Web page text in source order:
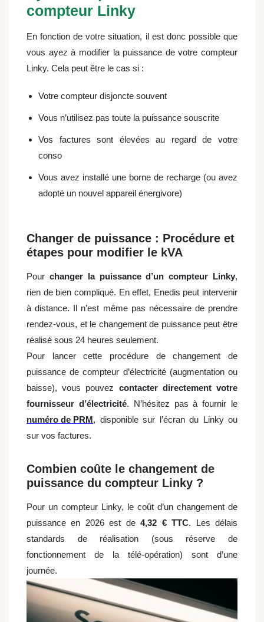
compteur Linky
En fonction de votre situation, il est donc possible que
vous ayez à modifier la puissance de votre compteur
Linky. Cela peut être le cas si :
Votre compteur disjoncte souvent
Vous n’utilisez pas toute la puissance souscrite
Vos factures sont élevées au regard de votre
conso
Vous avez installé une borne de recharge (ou avez
adopté un nouvel appareil énergivore)
Changer de puissance : Procédure et
étapes pour modifier le kVA
Pour changer la puissance d’un compteur Linky,
rien de bien compliqué. En effet, Enedis peut intervenir
à distance. Il n’est même pas nécessaire de prendre
rendez-vous, et le changement de puissance peut être
réalisé sous 24 heures seulement.
Pour lancer cette procédure de changement de
puissance de compteur d’électricité (augmentation ou
baisse), vous pouvez contacter directement votre
fournisseur d’électricité. N’hésitez pas à fournir le
numéro de PRM, disponible sur l’écran du Linky ou
sur vos factures.
Combien coûte le changement de
puissance du compteur Linky ?
Pour un compteur Linky, le coût d’un changement de
puissance en 2026 est de4,32 € TTC. Les délais
standards de réalisation (sous réserve de
fonctionnement de la télé-opération) sont d’une
journée.